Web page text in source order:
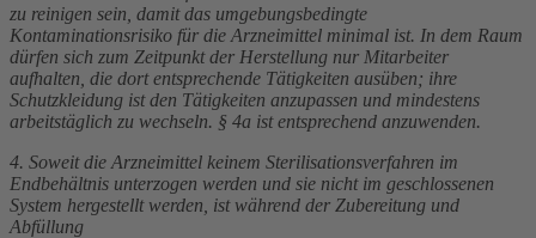
zu reinigen sein, damit das umgebungsbedingte
Kontaminationsrisiko für die Arzneimittel minimal ist. In dem Raum
dürfen sich zum Zeitpunkt der Herstellung nur Mitarbeiter
aufhalten, die dort entsprechende Tätigkeiten ausüben; ihre
Schutzkleidung ist den Tätigkeiten anzupassen und mindestens
arbeitstäglich zu wechseln. § 4a ist entsprechend anzuwenden.
4. Soweit die Arzneimittel keinem Sterilisationsverfahren im
Endbehältnis unterzogen werden und sie nicht im geschlossenen
System hergestellt werden, ist während der Zubereitung und
Abfüllung